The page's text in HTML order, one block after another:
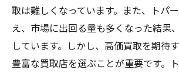
取は難しくなっています。また、トパ
え、市場に出回る量も多くなった結果
しています。しかし、高価買取を期待
豊富な買取店を選ぶことが重要です。